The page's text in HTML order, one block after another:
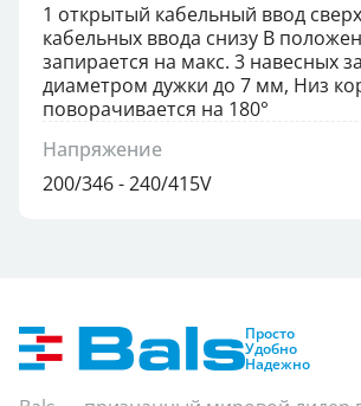
1 открытый кабельный ввод
кабельных ввода снизу В
запирается на макс. 3 навесных
диаметром дужки до 7 мм, Низ
поворачивается на 180°
Напряжение
200/346 - 240/415V
Просто
Удобно
Надежно